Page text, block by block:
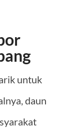
untuk
daun